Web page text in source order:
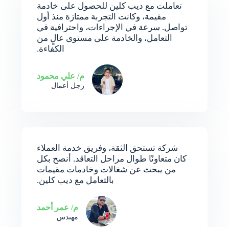
تعاملت مع ديب كلين للحصول على خادمة
مقيمة، وكانت التجربة ممتازة منذ أول
تواصل. سرعة في الإجراءات، واحترافية في
التعامل، والخادمة على مستوى عالٍ من
الكفاءة.
م/ علي محمود
رجل أعمال
شركة تستحق الثقة، وفريق خدمة العملاء
كان متعاونًا طوال مراحل التعاقد. أنصح بكل
من يبحث عن شغالات وخادمات مقيمات
بالتعامل مع ديب كلين.
م/ عمر أحمد
مهندس